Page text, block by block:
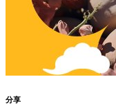
分享